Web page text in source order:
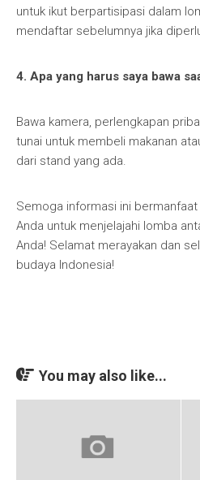
untuk ikut berpartisipasi dalam
mendaftar sebelumnya jika
4. Apa yang harus saya bawa
Bawa kamera, perlengkapan
tunai untuk membeli makanan
dari stand yang ada.
Semoga informasi ini
Anda untuk menjelajahi lomba
Anda! Selamat merayakan dan
budaya Indonesia!
You may also like...